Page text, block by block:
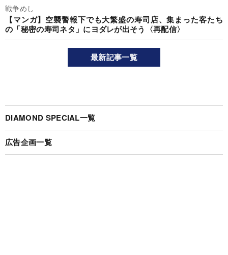
戦争めし
【マンガ】空襲警報下でも大繁盛の寿司店、集まった客たち
の「秘密の寿司ネタ」にヨダレが出そう〈再配信〉
最新記事一覧
DIAMOND SPECIAL一覧
広告企画一覧